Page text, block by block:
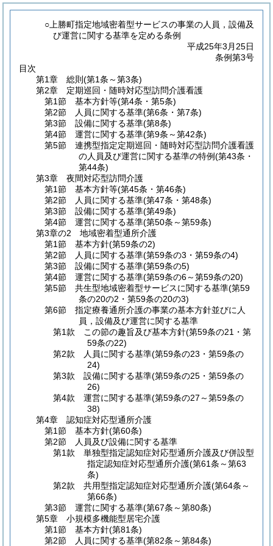
○上勝町指定地域密着型サービスの事業の人員，設備及
び運営に関する基準を定める条例
平成25年3月25日
条例第3号
目次
第1章
総則 (第1条～第3条)
第2章
定期巡回・随時対応型訪問介護看護
第1節
基本方針等(第4条・第5条)
第2節
人員に関する基準(第6条・第7条)
第3節
設備に関する基準(第8条)
第4節
運営に関する基準(第9条～第42条)
第5節
連携型指定定期巡回・随時対応型訪問介護看護
の人員及び運営に関する基準の特例(第43条・
第44条)
第3章
夜間対応型訪問介護
第1節
基本方針等(第45条・第46条)
第2節
人員に関する基準(第47条・第48条)
第3節
設備に関する基準(第49条)
第4節
運営に関する基準(第50条～第59条)
第3章の2
地域密着型通所介護
第1節
基本方針(第59条の2)
第2節
人員に関する基準(第59条の3・第59条の4)
第3節
設備に関する基準(第59条の5)
第4節
運営に関する基準(第59条の6～第59条の20)
第5節
共生型地域密着型サービスに関する基準(第59
条の20の2・第59条の20の3)
第6節
指定療養通所介護の事業の基本方針並びに人
員，設備及び運営に関する基準
第1款
この節の趣旨及び基本方針(第59条の21・第
59条の22)
第2款
人員に関する基準(第59条の23・第59条の
24)
第3款
設備に関する基準(第59条の25・第59条の
26)
第4款
運営に関する基準(第59条の27～第59条の
38)
第4章
認知症対応型通所介護
第1節
基本方針(第60条)
第2節
人員及び設備に関する基準
第1款
単独型指定認知症対応型通所介護及び併設型
指定認知症対応型通所介護(第61条～第63
条)
第2款
共用型指定認知症対応型通所介護(第64条～
第66条)
第3節
運営に関する基準(第67条～第80条)
第5章
小規模多機能型居宅介護
第1節
基本方針(第81条)
第2節
人員に関する基準(第82条～第84条)